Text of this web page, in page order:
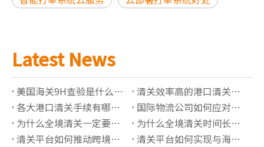
Latest News
美国海关9H查验是什么意思？锁货后如何快速处理
清关效率高的港口清关公司有哪些推荐？
各大港口清关手续有哪些必须准备的资料？
国际物流公司如何应对高全境清关查验率？
为什么全境清关一定要了解正确的海关编码？
为什么全境清关时间长？有哪些影响因素？
清关平台如何推动跨境贸易“最后一公里”价值提升？
清关平台如何实现与海关系统的实时数据对接？